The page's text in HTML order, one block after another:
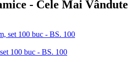
- Cele Mai Vândute
100 buc - BS. 100